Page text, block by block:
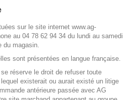
sur le site internet www.ag-
au 04 78 62 94 34 du lundi au samedi
du magasin.
sont présentées en langue française.
réserve le droit de refuser toute
existerait ou aurait existé un litige
antérieure passée avec AG